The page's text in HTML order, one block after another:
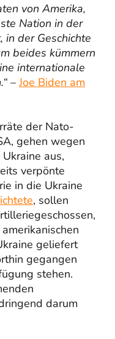
von Amerika,
Nation in der
in der Geschichte
beides kümmern
internationale
–Joe Biden am
der Nato-
gehen wegen
aus,
verpönte
in die Ukraine
, sollen
geliefert
gegangen
stehen.
darum